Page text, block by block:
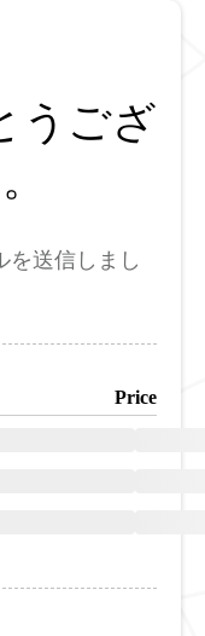
うござ
を送信しまし
Price